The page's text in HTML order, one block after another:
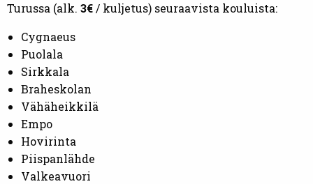
Turussa (alk. 3€/ kuljetus) seuraavista kouluista:
Cygnaeus
Puolala
Sirkkala
Braheskolan
Vähäheikkilä
Empo
Hovirinta
Piispanlähde
Valkeavuori